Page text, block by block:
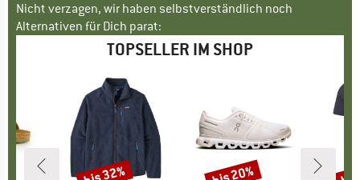
Nicht verzagen, wir haben selbstverständlich noch
Alternativen für Dich parat:
TOPSELLER IM SHOP
Rabatt Rabatt